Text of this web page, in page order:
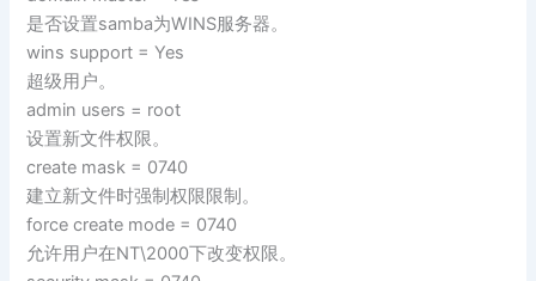
是否设置samba为WINS服务器。
wins support = Yes
超级用户。
admin users = root
设置新文件权限。
create mask = 0740
建立新文件时强制权限限制。
force create mode = 0740
允许用户在NT\2000下改变权限。